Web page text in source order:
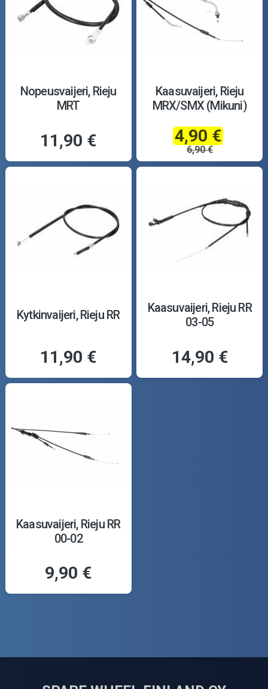
Nopeusvaijeri, Rieju
MRT
11,90 €
Kaasuvaijeri, Rieju
MRX/SMX (Mikuni)
4,90 €
6,90 €
Kytkinvaijeri, Rieju RR
11,90 €
Kaasuvaijeri, Rieju RR
03-05
14,90 €
Kaasuvaijeri, Rieju RR
00-02
9,90 €